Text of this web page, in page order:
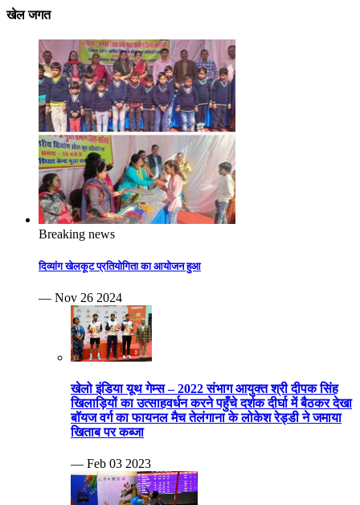
खेल जगत
Breaking news
दिव्यांग खेलकूट प्रतियोगिता का आयोजन हुआ
— Nov 26 2024
खेलो इंडिया यूथ गेम्स – 2022 संभाग आयुक्त श्री दीपक सिंह
खिलाड़ियों का उत्साहवर्धन करने पहुँचे दर्शक दीर्घा में बैठकर देखा
बॉयज वर्ग का फायनल मैच तेलंगाना के लोकेश रेड्डी ने जमाया
खिताब पर कब्जा
— Feb 03 2023